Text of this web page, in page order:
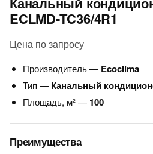
ECLMD-TC36/4R1
Цена по запросу
Производитель — Ecoclima
Тип — Канальный
Площадь, м² — 100
Преимущества